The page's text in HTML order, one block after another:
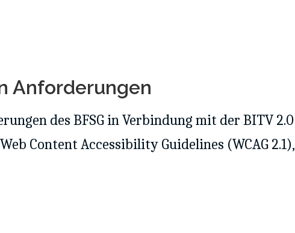
Anforderungen
des BFSG in Verbindung mit der BITV 2.0
Content Accessibility Guidelines (WCAG 2.1),